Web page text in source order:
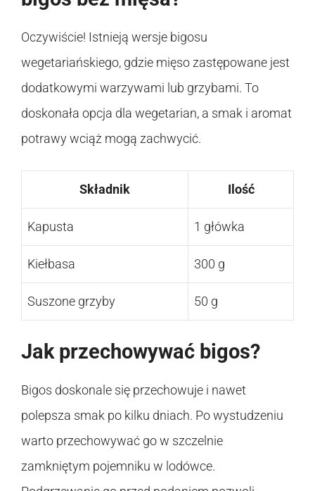
Oczywiście! Istnieją wersje bigosu
wegetariańskiego, gdzie mięso zastępowane jest
dodatkowymi warzywami lub grzybami. To
doskonała opcja dla wegetarian, a smak i aromat
potrawy wciąż mogą zachwycić.
Składnik Ilość
Kapusta 1 główka
Kiełbasa 300 g
Suszone grzyby 50 g
Jak przechowywać bigos?
Bigos doskonale się przechowuje i nawet
polepsza smak po kilku dniach. Po wystudzeniu
warto przechowywać go w szczelnie
zamkniętym pojemniku w lodówce.